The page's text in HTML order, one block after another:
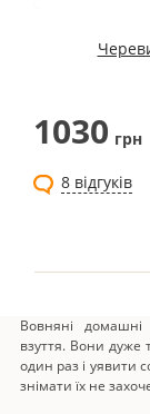
Вовняні
взуття. Вони дуже
один раз і уявити
знімати їх не
1030 грн
8 відгуків